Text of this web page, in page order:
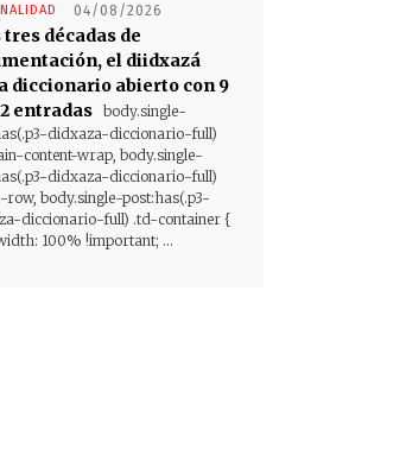
04/08/2026
décadas de
el diidxazá
diccionario abierto con 9
entradas
body.single-
didxaza-diccionario-full)
content-wrap, body.single-
didxaza-diccionario-full)
row, body.single-post:has(.p3-
diccionario-full) .td-container {
100% !important; ...